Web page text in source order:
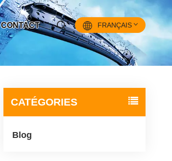
CONTACT FRANÇAIS
English
Français
CATÉGORIES
Blog